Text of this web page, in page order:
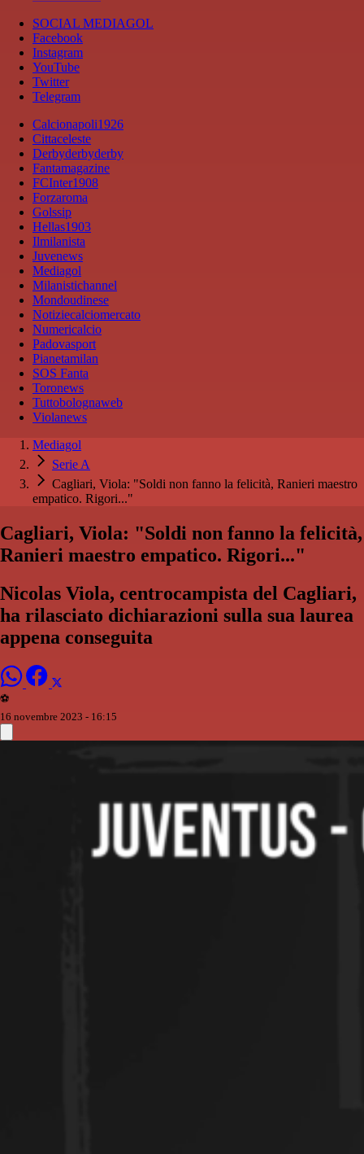
SOCIAL MEDIAGOL
Facebook
Instagram
YouTube
Twitter
Telegram
Calcionapoli1926
Cittaceleste
Derbyderbyderby
Fantamagazine
FCInter1908
Forzaroma
Golssip
Hellas1903
Ilmilanista
Juvenews
Mediagol
Milanistichannel
Mondoudinese
Notiziecalciomercato
Numericalcio
Padovasport
Pianetamilan
SOS Fanta
Toronews
Tuttobolognaweb
Violanews
Mediagol
Serie A
Cagliari, Viola: "Soldi non fanno la felicità, Ranieri maestro
empatico. Rigori..."
Cagliari, Viola: "Soldi non fanno la felicità,
Ranieri maestro empatico. Rigori..."
Nicolas Viola, centrocampista del Cagliari,
ha rilasciato dichiarazioni sulla sua laurea
appena conseguita
⚽️
16 novembre 2023 - 16:15